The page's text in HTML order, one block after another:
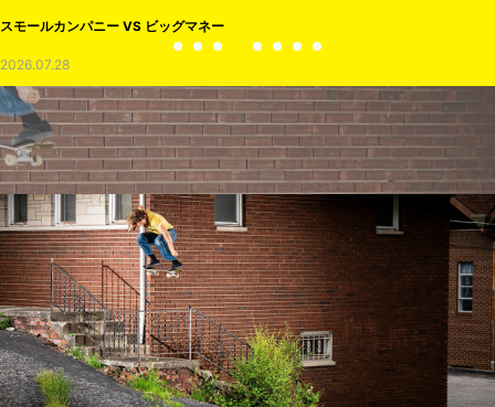
スモールカンパニー VS ビッグマネー
2026.07.28